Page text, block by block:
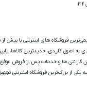
به اصول کلیدی، جدیدترین کالاها،
گارانتی ها و خدمات پس از فروش
یکی از بزرگ‌ترین فروشگاه اینترنتی